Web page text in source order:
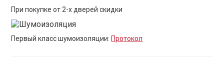
При покупке от 2-х дверей скидки
Первый класс шумоизоляции: Протокол